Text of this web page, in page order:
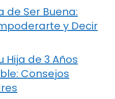
de Ser Buena:
y Decir
Hija de 3 Años
Consejos